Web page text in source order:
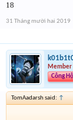
18
31 Tháng mười hai 2019
Member
Công
TomAadarsh said: ↑